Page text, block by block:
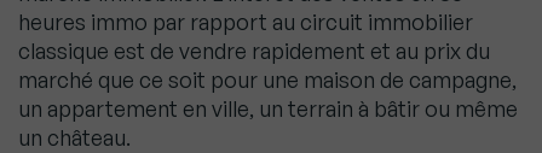
heures immo par rapport au circuit immobilier
classique est de vendre rapidement et au prix du
marché que ce soit pour une maison de campagne,
un appartement en ville, un terrain à bâtir ou même
un château.